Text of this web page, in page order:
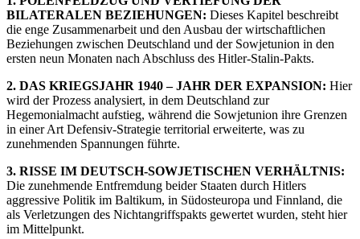
BILATERALEN BEZIEHUNGEN: Dieses Kapitel beschreibt
die enge Zusammenarbeit und den Ausbau der wirtschaftlichen
Beziehungen zwischen Deutschland und der Sowjetunion in den
ersten neun Monaten nach Abschluss des Hitler-Stalin-Pakts.
2. DAS KRIEGSJAHR 1940 – JAHR DER EXPANSION: Hier
wird der Prozess analysiert, in dem Deutschland zur
Hegemonialmacht aufstieg, während die Sowjetunion ihre Grenzen
in einer Art Defensiv-Strategie territorial erweiterte, was zu
zunehmenden Spannungen führte.
3. RISSE IM DEUTSCH-SOWJETISCHEN VERHÄLTNIS:
Die zunehmende Entfremdung beider Staaten durch Hitlers
aggressive Politik im Baltikum, in Südosteuropa und Finnland, die
als Verletzungen des Nichtangriffspakts gewertet wurden, steht hier
im Mittelpunkt.